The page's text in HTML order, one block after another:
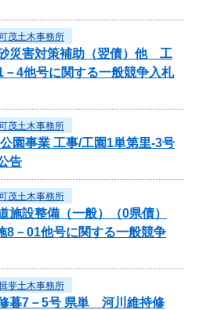
茂土木事務所
災害対策補助（翌債）他 工
4他号に関する一般競争入札
茂土木事務所
園事業 工事/工園1単第里-3号
告
茂土木事務所
施設整備（一般）（0県債）
－01他号に関する一般競争
斐土木事務所
暮7－5号 県単 河川維持修